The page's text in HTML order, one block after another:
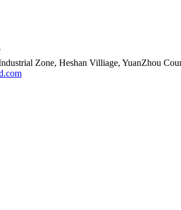
Zone, Heshan Villiage, YuanZhou